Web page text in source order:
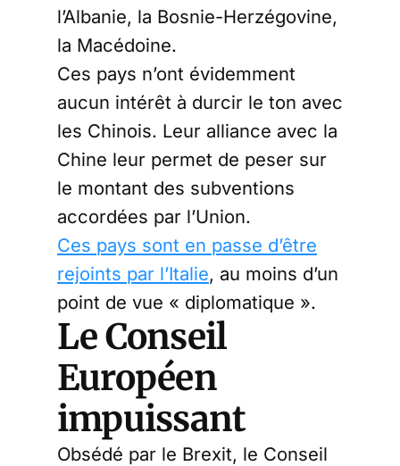
l’Albanie, la Bosnie-Herzégovine,
la Macédoine.
Ces pays n’ont évidemment
aucun intérêt à durcir le ton avec
les Chinois. Leur alliance avec la
Chine leur permet de peser sur
le montant des subventions
accordées par l’Union.
Ces pays sont en passe d’être
rejoints par l’Italie, au moins d’un
point de vue « diplomatique ».
Le Conseil
Européen
impuissant
Obsédé par le Brexit, le Conseil